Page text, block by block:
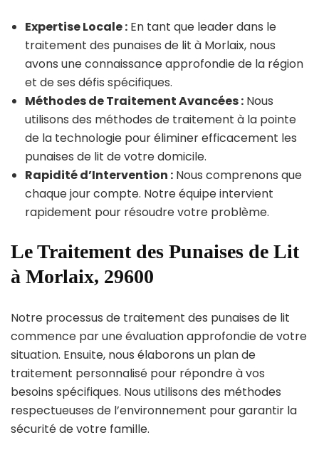
Expertise Locale : En tant que leader dans le
traitement des punaises de lit à Morlaix, nous
avons une connaissance approfondie de la région
et de ses défis spécifiques.
Méthodes de Traitement Avancées : Nous
utilisons des méthodes de traitement à la pointe
de la technologie pour éliminer efficacement les
punaises de lit de votre domicile.
Rapidité d’Intervention : Nous comprenons que
chaque jour compte. Notre équipe intervient
rapidement pour résoudre votre problème.
Le Traitement des Punaises de Lit
à Morlaix, 29600
Notre processus de traitement des punaises de lit
commence par une évaluation approfondie de votre
situation. Ensuite, nous élaborons un plan de
traitement personnalisé pour répondre à vos
besoins spécifiques. Nous utilisons des méthodes
respectueuses de l’environnement pour garantir la
sécurité de votre famille.